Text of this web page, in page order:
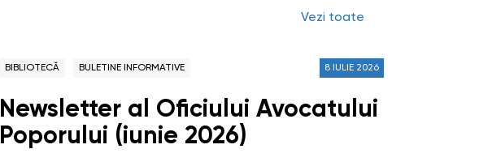
Vezi toate
BIBLIOTECĂ BULETINE INFORMATIVE 8 IULIE 2026
Newsletter al Oficiului Avocatului
Poporului (iunie 2026)